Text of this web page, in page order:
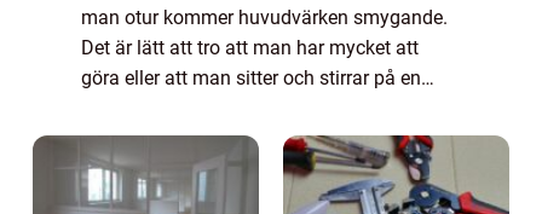
man otur kommer huvudvärken smygande.
Det är lätt att tro att man har mycket att
göra eller att man sitter och stirrar på en
sig stämma till viss del. Men troligtvi...